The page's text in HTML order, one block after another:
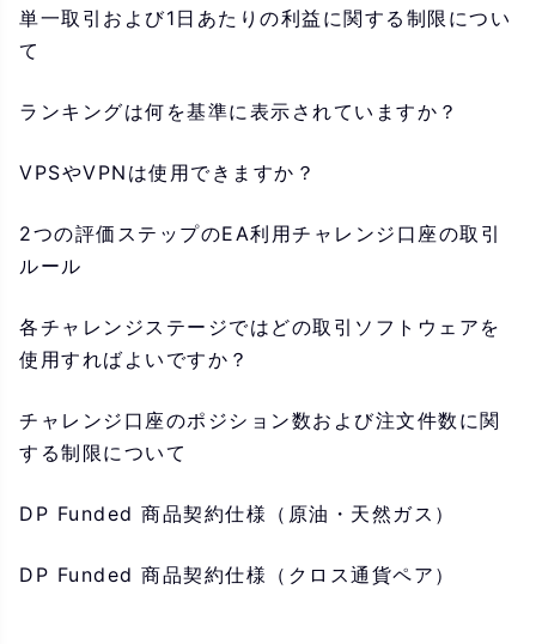
単一取引および1日あたりの利益に関する制限につい
て
ランキングは何を基準に表示されていますか？
VPSやVPNは使用できますか？
2つの評価ステップのEA利用チャレンジ口座の取引
ルール
各チャレンジステージではどの取引ソフトウェアを
使用すればよいですか？
チャレンジ口座のポジション数および注文件数に関
する制限について
DP Funded 商品契約仕様（原油・天然ガス）
DP Funded 商品契約仕様（クロス通貨ペア）